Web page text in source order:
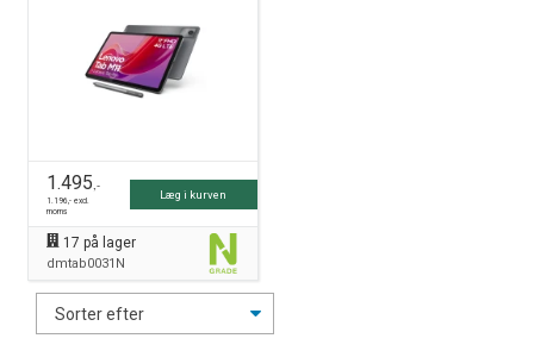
1.495,-
1.196,- excl.
moms
Læg i kurven
17 på lager
dmtab0031N